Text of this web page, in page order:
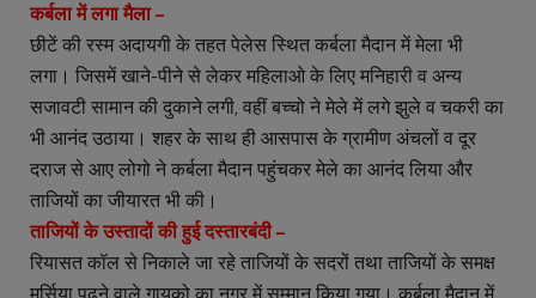
कर्बला में लगा मैला –
छीटें की रस्म अदायगी के तहत पेलेस स्थित कर्बला मैदान में मेला भी
लगा। जिसमें खाने-पीने से लेकर महिलाओ के लिए मनिहारी व अन्य
सजावटी सामान की दुकाने लगी, वहीं बच्चो ने मेले में लगे झुले व चकरी का
भी आनंद उठाया। शहर के साथ ही आसपास के ग्रामीण अंचलों व दूर
दराज से आए लोगो ने कर्बला मैदान पहुंचकर मेले का आनंद लिया और
ताजियों का जीयारत भी की।
ताजियों के उस्तादों की हुई दस्तारबंदी –
रियासत कॉल से निकाले जा रहे ताजियों के सदरों तथा ताजियों के समक्ष